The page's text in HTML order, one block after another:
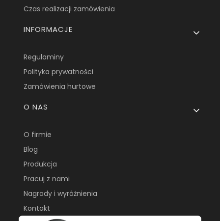
Czas realizacji zamówienia
INFORMACJE
Regulaminy
Polityka prywatności
Zamówienia hurtowe
O NAS
O firmie
Blog
Produkcja
Pracuj z nami
Nagrody i wyróżnienia
Kontakt